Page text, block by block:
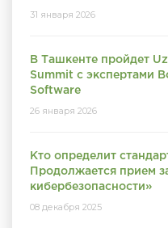
31 января 2026
В Ташкенте пройдет
Summit с экспертами
Software
26 января 2026
Кто определит
Продолжается прием
кибербезопасности»
08 декабря 2025